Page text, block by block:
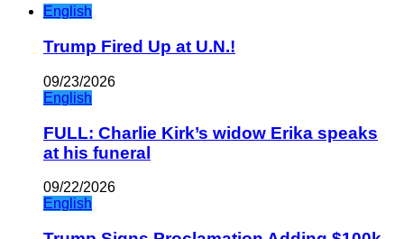
English
Trump Fired Up at U.N.!
09/23/2026
English
FULL: Charlie Kirk’s widow Erika speaks
at his funeral
09/22/2026
English